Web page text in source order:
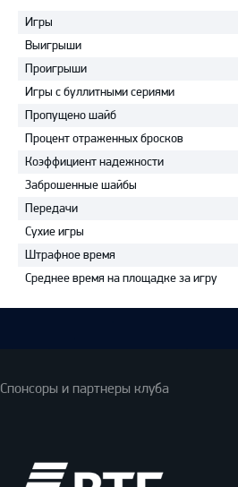
Игры
Выигрыши
Проигрыши
Игры с буллитными сериями
Пропущено шайб
Процент отраженных бросков
Коэффициент надежности
Заброшенные шайбы
Передачи
Сухие игры
Штрафное время
Среднее время на площадке за игру
Спонсоры и партнеры клуба